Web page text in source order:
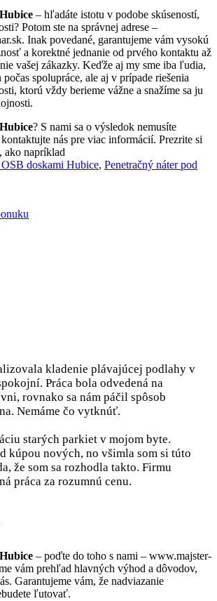
– hľadáte istotu v podobe skúseností,
Potom ste na správnej adrese –
Inak povedané, garantujeme vám vysokú
a korektné jednanie od prvého kontaktu až
vašej zákazky. Keďže aj my sme iba ľudia,
počas spolupráce, ale aj v prípade riešenia
ktorú vždy berieme vážne a snažíme sa ju
? S nami sa o výsledok nemusíte
nás pre viac informácií. Prezrite si
ako napríklad
doskami Hubice, Penetračný náter pod
kladenie plávajúcej podlahy v
Práca bola odvedená na
rovnako sa nám páčil spôsob
Nemáme čo vytknúť.
starých parkiet v mojom byte.
kúpou nových, no všimla som si túto
že som sa rozhodla takto. Firmu
práca za rozumnú cenu.
– poďte do toho s nami – www.majster-
vám prehľad hlavných výhod a dôvodov,
Garantujeme vám, že nadviazanie
ľutovať.